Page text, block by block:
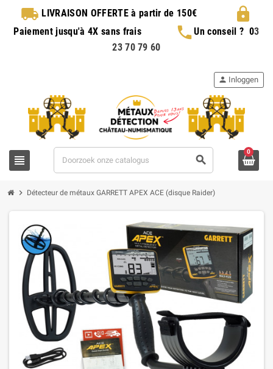
local_shipping LIVRAISON OFFERTEà partir de 150€ lock
Paiement jusqu'à 4X sans frais phoneUn conseil ? 03
23 70 79 60
view_headline search
person Inloggen
0
chevron_right Détecteur de métaux GARRETT APEX ACE (disque Raider)